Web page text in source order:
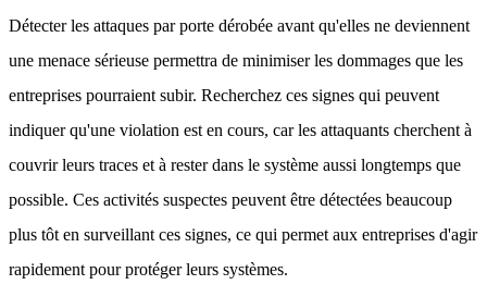
Détecter les attaques par porte dérobée avant qu'elles ne deviennent
une menace sérieuse permettra de minimiser les dommages que les
entreprises pourraient subir. Recherchez ces signes qui peuvent
indiquer qu'une violation est en cours, car les attaquants cherchent à
couvrir leurs traces et à rester dans le système aussi longtemps que
possible. Ces activités suspectes peuvent être détectées beaucoup
plus tôt en surveillant ces signes, ce qui permet aux entreprises d'agir
rapidement pour protéger leurs systèmes.